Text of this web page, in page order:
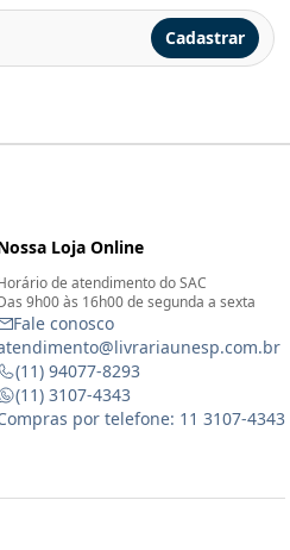
Cadastrar
Loja Online
de atendimento do SAC
9h00 às 16h00 de segunda a sexta
Fale conosco
(11) 94077-8293
(11) 3107-4343
por telefone: 11 3107-4343